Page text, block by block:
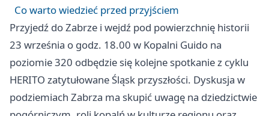
Co warto wiedzieć przed przyjściem
Przyjedź do Zabrze i wejdź pod powierzchnię historii
23 września o godz. 18.00 w Kopalni Guido na
poziomie 320 odbędzie się kolejne spotkanie z cyklu
HERITO zatytułowane Śląsk przyszłości. Dyskusja w
podziemiach Zabrza ma skupić uwagę na dziedzictwie